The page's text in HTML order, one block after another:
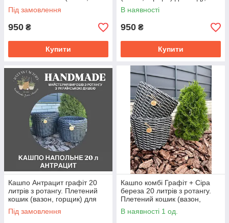
горщик) для саду, квітів,
декору.
Під замовлення
950 ₴
Купити
квітів, декору.
В наявності
950 ₴
Купити
Кашпо Антрацит графіт 20
литрів з ротангу. Плетений
кошик (вазон, горщик) для
саду, квітів, декору.
Під замовлення
Кашпо комбі Графіт + Сіра
береза 20 литрів з ротангу.
Плетений кошик (вазон,
горщик) для саду, квітів,
декору.
В наявності 1 од.